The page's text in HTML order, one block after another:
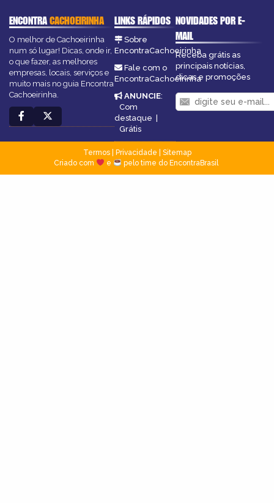
ENCONTRACACHOEIRINHA
O melhor de Cachoeirinha
num só lugar! Dicas, onde ir,
o que fazer, as melhores
empresas, locais, serviços e
muito mais no guia Encontra
Cachoeirinha.
LINKS RÁPIDOS
Sobre
EncontraCachoeirinha
Fale com o
EncontraCachoeirinha
ANUNCIE:
Com
destaque
Grátis
NOVIDADES POR E-
MAIL
Receba grátis as
principais notícias,
dicas e promoções
Termos| Privacidade
Sitemap
Criado com
e pelo time do EncontraBrasil